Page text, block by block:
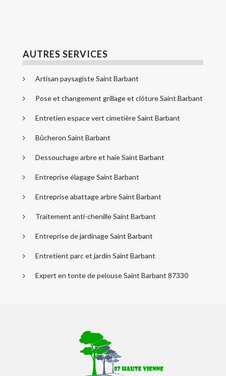
AUTRES SERVICES
Artisan paysagiste Saint Barbant
Pose et changement grillage et clôture Saint Barbant
Entretien espace vert cimetière Saint Barbant
Bûcheron Saint Barbant
Dessouchage arbre et haie Saint Barbant
Entreprise élagage Saint Barbant
Entreprise abattage arbre Saint Barbant
Traitement anti-chenille Saint Barbant
Entreprise de jardinage Saint Barbant
Entretient parc et jardin Saint Barbant
Expert en tonte de pelouse Saint Barbant 87330